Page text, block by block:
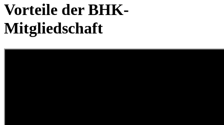
Vorteile der BHK-
Mitgliedschaft